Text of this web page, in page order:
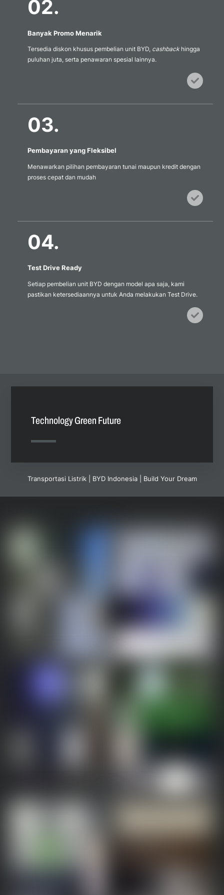
02.
Banyak Promo Menarik
Tersedia diskon khusus pembelian unit BYD, cashbackhingga
puluhan juta, serta penawaran spesial lainnya.
Icon
03.
Pembayaran yang Fleksibel
Menawarkan pilihan pembayaran tunai maupun kredit dengan
proses cepat dan mudah
Icon
04.
Test Drive Ready
Setiap pembelian unit BYD dengan model apa saja, kami
pastikan ketersediaannya untuk Anda melakukan Test Drive.
Icon
Technology Green Future
Transportasi Listrik | BYD Indonesia | Build Your Dream